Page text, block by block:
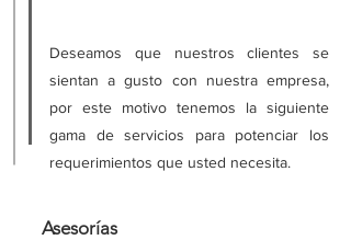
Deseamos que nuestros clientes se
sientan a gusto con nuestra empresa,
por este motivo tenemos la siguiente
gama de servicios para potenciar los
requerimientos que usted necesita.
Asesorías